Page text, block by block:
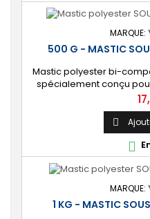
MARQUE:
500 G - MASTIC
Mastic polyester bi-
spécialement conçu
rebouchage, les
de flottaison. ⚙️
de qualité marine
partie immergée de
polyester ou


MARQUE:
1 KG - MASTIC